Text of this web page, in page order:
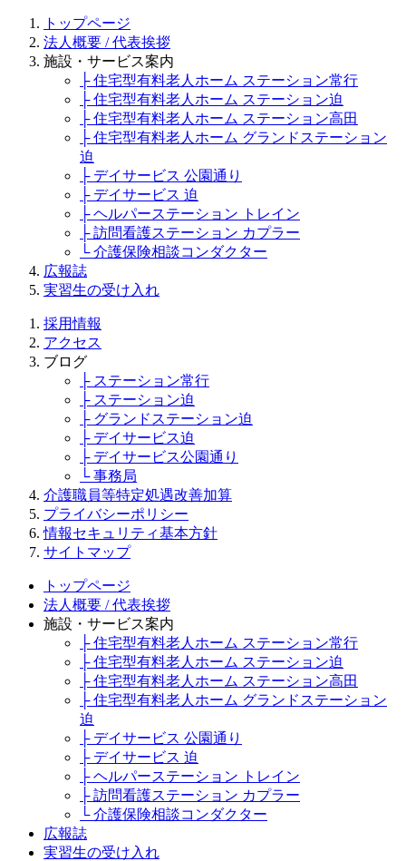
トップページ
法人概要 / 代表挨拶
施設・サービス案内
├ 住宅型有料老人ホーム ステーション常行
├ 住宅型有料老人ホーム ステーション迫
├ 住宅型有料老人ホーム ステーション高田
├ 住宅型有料老人ホーム グランドステーション
迫
├ デイサービス 公園通り
├ デイサービス 迫
├ ヘルパーステーション トレイン
├ 訪問看護ステーション カプラー
└ 介護保険相談コンダクター
広報誌
実習生の受け入れ
採用情報
アクセス
ブログ
├ ステーション常行
├ ステーション迫
├ グランドステーション迫
├ デイサービス迫
├ デイサービス公園通り
└ 事務局
介護職員等特定処遇改善加算
プライバシーポリシー
情報セキュリティ基本方針
サイトマップ
トップページ
法人概要 / 代表挨拶
施設・サービス案内
├ 住宅型有料老人ホーム ステーション常行
├ 住宅型有料老人ホーム ステーション迫
├ 住宅型有料老人ホーム ステーション高田
├ 住宅型有料老人ホーム グランドステーション
迫
├ デイサービス 公園通り
├ デイサービス 迫
├ ヘルパーステーション トレイン
├ 訪問看護ステーション カプラー
└ 介護保険相談コンダクター
広報誌
実習生の受け入れ